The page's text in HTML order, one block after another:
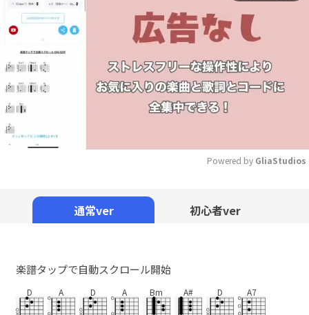
Powered by GliaStudios
通常ver 初心者ver
楽譜タップで自動スクロール開始
D A D A Bm A# D A7